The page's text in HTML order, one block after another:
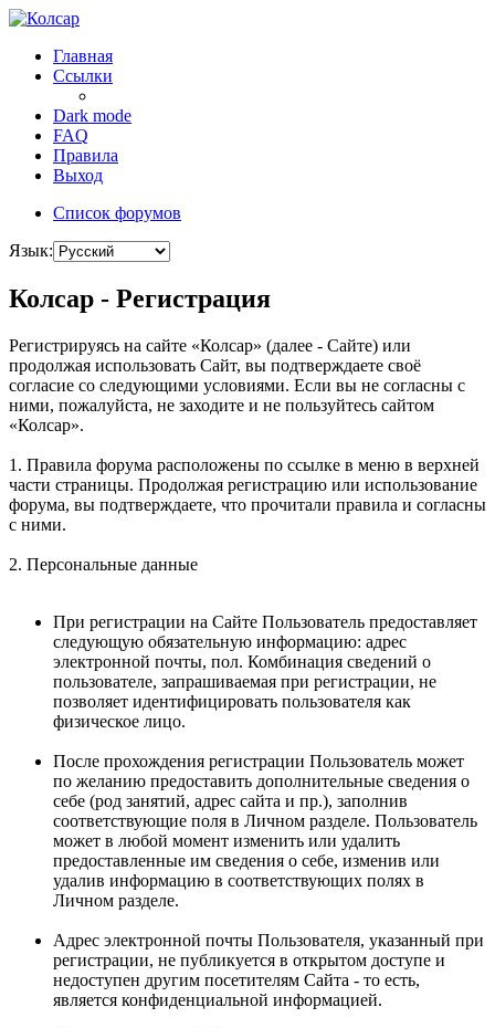
Главная
Ссылки
Dark mode
FAQ
Правила
Выход
Список форумов
Язык:
Колсар - Регистрация
Регистрируясь на сайте «Колсар» (далее - Сайте) или
продолжая использовать Сайт, вы подтверждаете своё
согласие со следующими условиями. Если вы не согласны с
ними, пожалуйста, не заходите и не пользуйтесь сайтом
«Колсар».
1. Правила форума расположены по ссылке в меню в верхней
части страницы. Продолжая регистрацию или использование
форума, вы подтверждаете, что прочитали правила и согласны
с ними.
2. Персональные данные
При регистрации на Сайте Пользователь предоставляет
следующую обязательную информацию: адрес
электронной почты, пол. Комбинация сведений о
пользователе, запрашиваемая при регистрации, не
позволяет идентифицировать пользователя как
физическое лицо.
После прохождения регистрации Пользователь может
по желанию предоставить дополнительные сведения о
себе (род занятий, адрес сайта и пр.), заполнив
соответствующие поля в Личном разделе. Пользователь
может в любой момент изменить или удалить
предоставленные им сведения о себе, изменив или
удалив информацию в соответствующих полях в
Личном разделе.
Адрес электронной почты Пользователя, указанный при
регистрации, не публикуется в открытом доступе и
недоступен другим посетителям Сайта - то есть,
является конфиденциальной информацией.